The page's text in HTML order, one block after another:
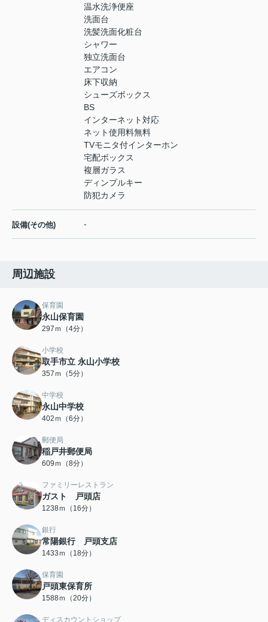
温水洗浄便座
洗面台
洗髪洗面化粧台
シャワー
独立洗面台
エアコン
床下収納
シューズボックス
BS
インターネット対応
ネット使用料無料
TVモニタ付インターホン
宅配ボックス
複層ガラス
ディンプルキー
防犯カメラ
設備(その他) -
周辺施設
保育園
永山保育園
297ｍ（4分）
小学校
取手市立 永山小学校
357ｍ（5分）
中学校
永山中学校
402ｍ（6分）
郵便局
稲戸井郵便局
609ｍ（8分）
ファミリーレストラン
ガスト 戸頭店
1238ｍ（16分）
銀行
常陽銀行 戸頭支店
1433ｍ（18分）
保育園
戸頭東保育所
1588ｍ（20分）
ディスカウントショップ